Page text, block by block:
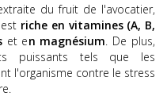
du fruit de l'avocatier,
riche en vitamines (A, B,
et en magnésium . De plus,
puissants tels que les
l'organisme contre le stress